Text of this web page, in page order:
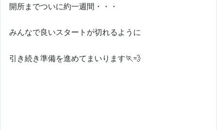
開所までついに約一週間・・・
みんなで良いスタートが切れるように
引き続き準備を進めてまいります🏃💨